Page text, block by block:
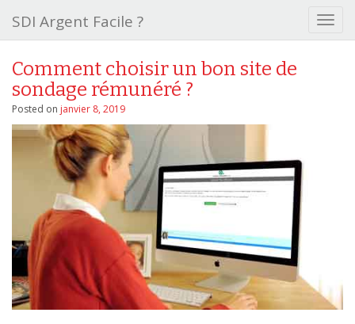
T
o
SDI Argent Facile ?
Comment choisir un bon site de
sondage rémunéré ?
Posted on janvier 8, 2019